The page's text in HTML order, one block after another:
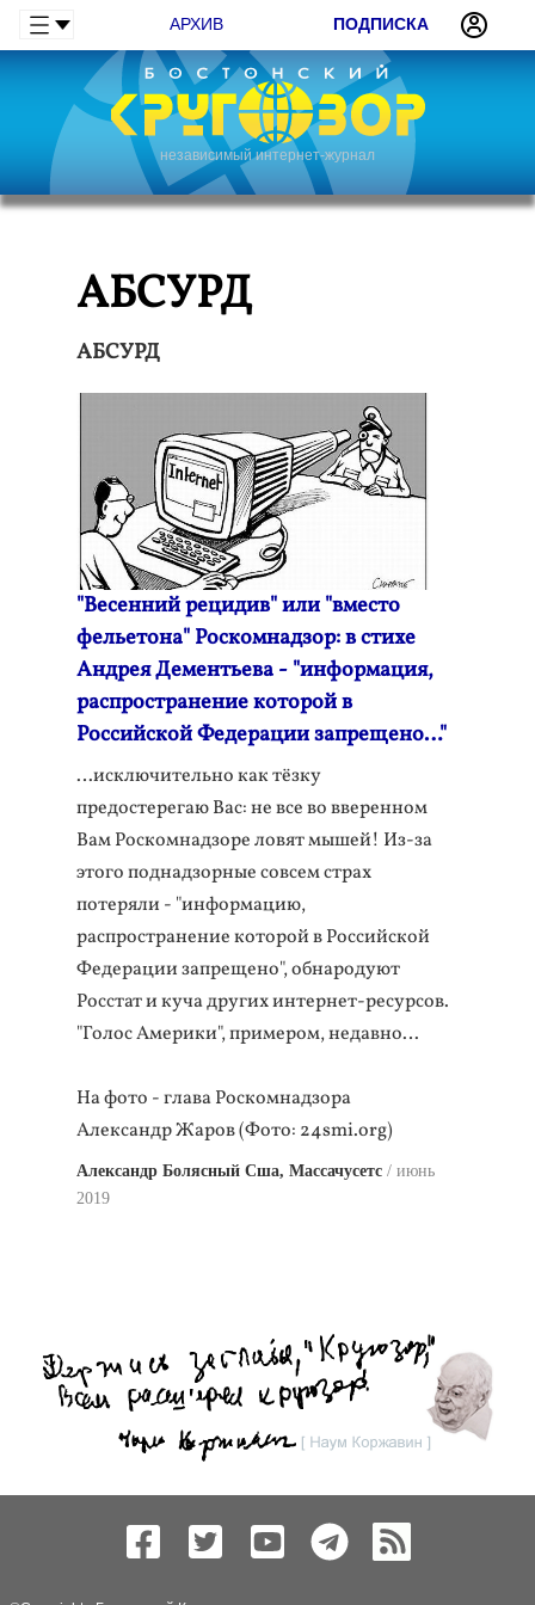
АРХИВ ПОДПИСКА
независимый интернет-журнал
АБСУРД
АБСУРД
"Весенний рецидив" или "вместо
фельетона" Роскомнадзор: в стихе
Андрея Дементьева - "информация,
распространение которой в
Российской Федерации запрещено…"
…исключительно как тёзку
предостерегаю Вас: не все во вверенном
Вам Роскомнадзоре ловят мышей! Из-за
этого поднадзорные совсем страх
потеряли - "информацию,
распространение которой в Российской
Федерации запрещено", обнародуют
Росстат и куча других интернет-ресурсов.
"Голос Америки", примером, недавно…
На фото - глава Роскомнадзора
Александр Жаров (Фото: 24smi.org)
Александр Болясный Сша, Массачусетс
июнь
2019